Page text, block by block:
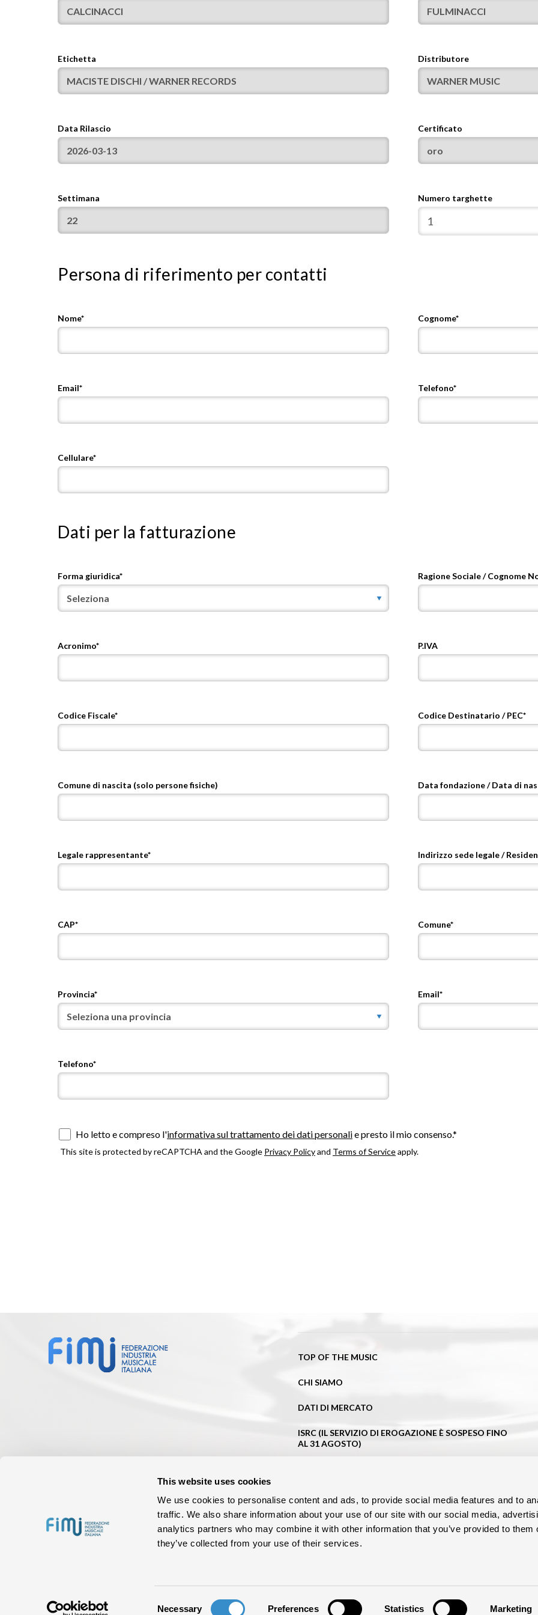
This website uses cookies
We use cookies to personalise content and ads, to provide social media features and to
traffic. We also share information about your use of our site with our social media,
analytics partners who may combine it with other information that you’ve provided to them
they’ve collected from your use of their services.
Necessary Preferences Statistics Marketing
Etichetta Distributore
Data Rilascio Certificato
Settimana Numero targhette
Persona di riferimento per contatti
Nome* Cognome*
Email* Telefono*
Cellulare*
Dati per la fatturazione
Forma giuridica* Ragione Sociale / Cognome
Acronimo* P.IVA
Codice Fiscale* Codice Destinatario / PEC*
Comune di nascita (solo persone fisiche) Data fondazione / Data di
Legale rappresentante* Indirizzo sede legale /
CAP* Comune*
Provincia* Email*
Telefono*
Ho letto e compreso l'informativa sul trattamento dei dati personalie presto il mio consenso.*
This site is protected by reCAPTCHA and the Google Privacy Policyand Terms of Serviceapply.
TOP OF THE MUSIC
CHI SIAMO
DATI DI MERCATO
ISRC (IL SERVIZIO DI EROGAZIONE È SOSPESO FINO
AL 31 AGOSTO)
CONTATTI